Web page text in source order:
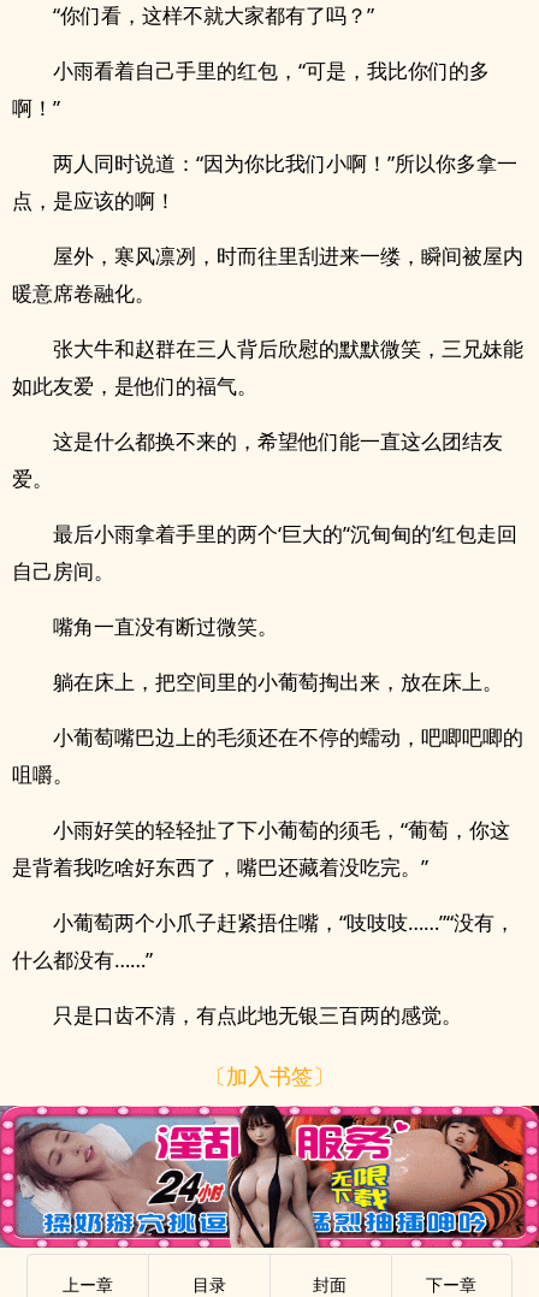
“你们看，这样不就大家都有了吗？”
小雨看着自己手里的红包，“可是，我比你们的多
啊！”
两人同时说道：“因为你比我们小啊！”所以你多拿一
点，是应该的啊！
屋外，寒风凛冽，时而往里刮进来一缕，瞬间被屋内
暖意席卷融化。
张大牛和赵群在三人背后欣慰的默默微笑，三‍兄­妹­能
如此友爱，是他们的福气。
这是什么都换不来的，希望他们能一直这么团结友
爱。
最后小雨拿着手里的两个‘巨大的’‘沉甸甸的’红包走回
自己房间。
嘴角一直没有断过微笑。
躺在床上，把空间里的小葡萄掏出来，放在床上。
小葡萄嘴巴边上的毛须还在不停的蠕动，吧唧吧唧的
咀嚼。
小雨好笑的轻轻扯了下小葡萄的须毛，“葡萄，你这
是背着我吃啥好东西了，嘴巴还藏着没吃完。”
小葡萄两个小爪子赶紧捂住嘴，“吱吱吱……”“没有，
什么都没有……”
只是口齿不清，有点此地无银三百两的感觉。
〔加入书签〕
上ー章 目录 封面 下ー章